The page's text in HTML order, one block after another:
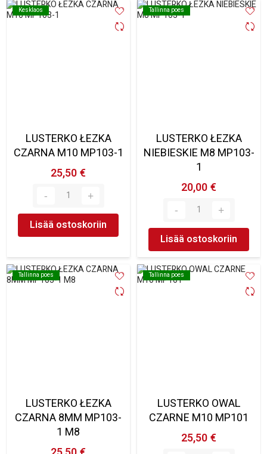
Kesklaos
Kesklaos
LUSTERKO ŁEZKA
CZARNA M10 MP103-1
25,50 €
Lisää ostoskoriin
Tallinna poes
Tallinna poes
LUSTERKO ŁEZKA
NIEBIESKIE M8 MP103-
1
20,00 €
Lisää ostoskoriin
Tallinna poes
Tallinna poes
LUSTERKO ŁEZKA
CZARNA 8MM MP103-
1 M8
Tallinna poes
Tallinna poes
LUSTERKO OWAL
CZARNE M10 MP101
25,50 €